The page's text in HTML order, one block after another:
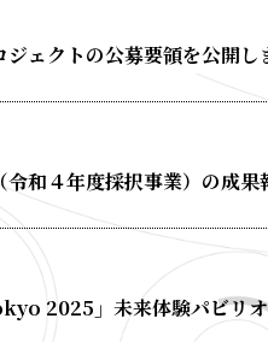
ェクトの公募要領を公開し
和４年度採択事業）の成果
2025」未来体験パビリオ